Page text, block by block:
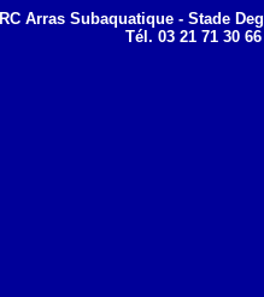
RC Arras Subaquatique - Stade
Tél. 03 21 71 30